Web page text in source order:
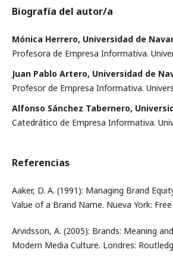
Biografía del autor/a
Mónica Herrero, Universidad de
Profesora de Empresa Informativa.
Juan Pablo Artero, Universidad de
Profesor de Empresa Informativa.
Alfonso Sánchez Tabernero,
Catedrático de Empresa Informativa.
Referencias
Aaker, D. A. (1991): Managing Brand
Value of a Brand Name. Nueva York: Free
Arvidsson, A. (2005): Brands: Meaning
Modern Media Culture. Londres: